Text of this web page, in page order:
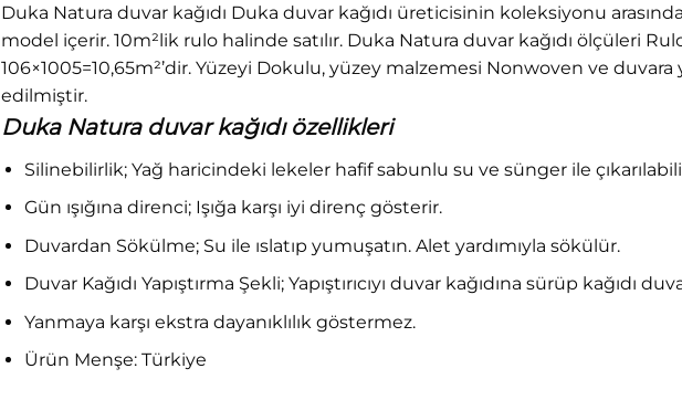
Duka Natura duvar kağıdı Duka duvar kağıdı üreticisinin koleksiyonu
model içerir. 10m²lik rulo halinde satılır. Duka Natura duvar kağıdı ölçüleri
106×1005=10,65m²’dir. Yüzeyi Dokulu, yüzey malzemesi Nonwoven ve
edilmiştir.
Duka Natura duvar kağıdı özellikleri
Silinebilirlik; Yağ haricindeki lekeler hafif sabunlu su ve sünger ile
Gün ışığına direnci; Işığa karşı iyi direnç gösterir.
Duvardan Sökülme; Su ile ıslatıp yumuşatın. Alet yardımıyla sökülür.
Duvar Kağıdı Yapıştırma Şekli; Yapıştırıcıyı duvar kağıdına sürüp kağıdı
Yanmaya karşı ekstra dayanıklılık göstermez.
Ürün Menşe: Türkiye